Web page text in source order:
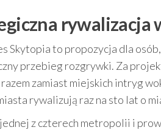
rywalizacja
Skytopia to propozycja dla
przebieg rozgrywki. Za
razem zamiast miejskich intryg
rywalizują raz na sto lat o
z czterech metropolii i